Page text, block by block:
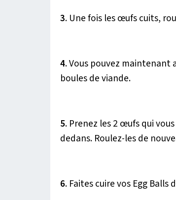
3. Une fois les œufs cuits,
4. Vous pouvez
boules de viande.
5. Prenez les 2 œufs qui
dedans. Roulez-les de
6. Faites cuire vos Egg